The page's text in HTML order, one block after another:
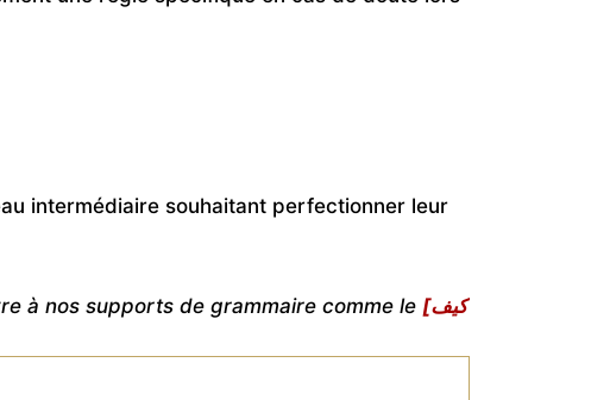
intermédiaire souhaitant perfectionner leur
à nos supports de grammaire comme le [كيف